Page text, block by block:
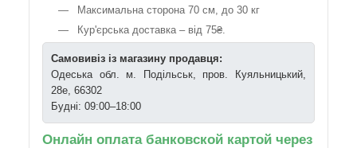
Максимальна сторона 70 см, до 30 кг
Кур'єрська доставка – від 75₴.
Самовивіз із магазину продавця:
Одеська обл. м. Подільськ, пров. Куяльницький,
28е, 66302
Будні: 09:00–18:00
Онлайн оплата банковской картой через